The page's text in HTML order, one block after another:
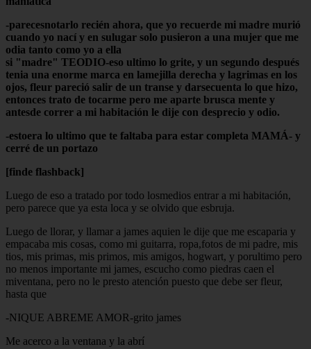
-parecesnotarlo recién ahora, que yo recuerde mi madre murió
cuando yo nací y en sulugar solo pusieron a una mujer que me
odia tanto como yo a ella
si "madre" TEODIO-eso ultimo lo grite, y un segundo después
tenia una enorme marca en lamejilla derecha y lagrimas en los
ojos, fleur pareció salir de un transe y darsecuenta lo que hizo,
entonces trato de tocarme pero me aparte brusca mente y
antesde correr a mi habitación le dije con desprecio y odio.
-estoera lo ultimo que te faltaba para estar completa MAMÁ- y
cerré de un portazo
[finde flashback]
Luego de eso a tratado por todo losmedios entrar a mi habitación,
pero parece que ya esta loca y se olvido que esbruja.
Luego de llorar, y llamar a james aquien le dije que me escaparia y
empacaba mis cosas, como mi guitarra, ropa,fotos de mi padre, mis
tios, mis primas, mis primos, mis amigos, hogwart, y porultimo pero
no menos importante mi james, escucho como piedras caen el
miventana, pero no le presto atención puesto que debe ser fleur,
hasta que
-NIQUE ABREME AMOR-grito james
Me acerco a la ventana y la abrí